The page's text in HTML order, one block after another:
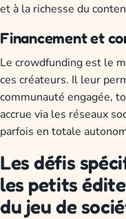
et à la richesse du
Financement et
Le crowdfunding est le
ces créateurs. Il leur
communauté engagée,
accrue via les réseaux
parfois en totale
Les défis
les petits
du jeu de